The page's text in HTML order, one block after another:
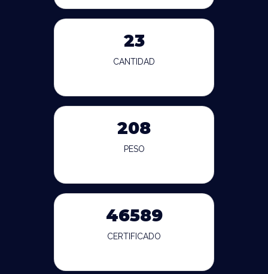
23
CANTIDAD
208
PESO
46589
CERTIFICADO